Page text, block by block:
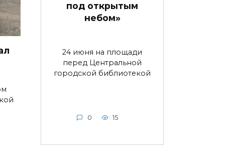
под открытым
небом»
24 июня на площади
перед Центральной
городской библиотекой
0 15